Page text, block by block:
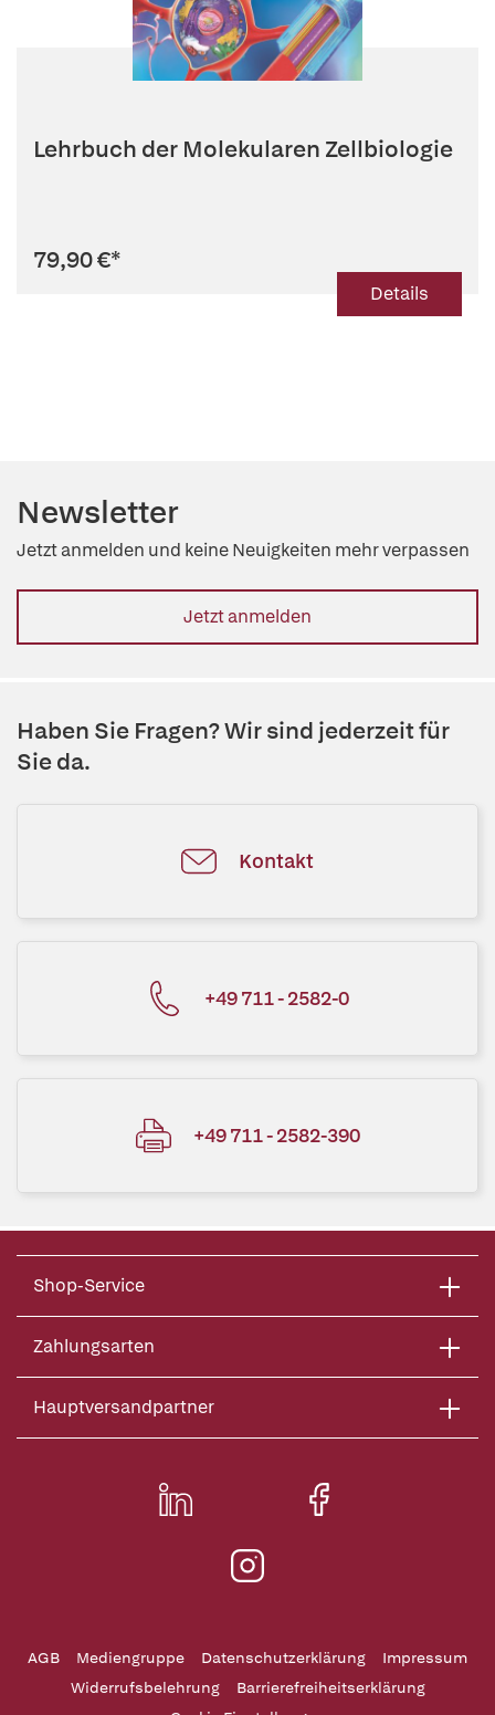
Lehrbuch der Molekularen Zellbiologie
79,90 €*
Details
Newsletter
Jetzt anmelden und keine Neuigkeiten mehr verpassen
Jetzt anmelden
Haben Sie Fragen? Wir sind jederzeit für
Sie da.
Kontakt
+49 711 - 2582-0
+49 711 - 2582-390
Shop-Service
Zahlungsarten
Hauptversandpartner
AGB Mediengruppe Datenschutzerklärung
Impressum
Widerrufsbelehrung
Barrierefreiheitserklärung